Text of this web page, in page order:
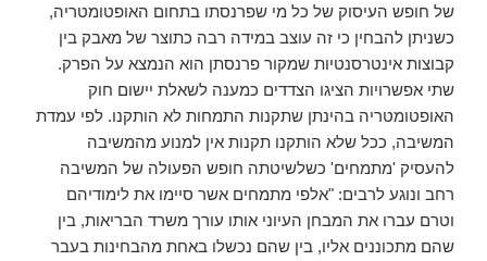
של חופש העיסוק של כל מי שפרנסתו בתחום האופטומטריה,
כשניתן להבחין כי זה עוצב במידה רבה כתוצר של מאבק בין
קבוצות אינטרסנטיות שמקור פרנסתן הוא הנמצא על הפרק.
שתי אפשרויות הציגו הצדדים כמענה לשאלת יישום חוק
האופטומטריה בהינתן שתקנות התמחות לא הותקנו. לפי עמדת
המשיבה, ככל שלא הותקנו תקנות אין למנוע מהמשיבה
להעסיק 'מתמחים' כשלשיטתה חופש הפעולה של המשיבה
רחב ונוגע לרבים: "אלפי מתמחים אשר סיימו את לימודיהם
וטרם עברו את המבחן העיוני אותו עורך משרד הבריאות, בין
שהם מתכוננים אליו, בין שהם נכשלו באחת מהבחינות בעבר